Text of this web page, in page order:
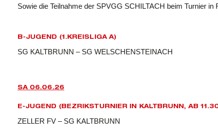
Sowie die Teilnahme der SPVGG SCHILTACH beim Turnier in
B-JUGEND (1.KREISLIGA A)
SG KALTBRUNN – SG WELSCHENSTEINACH
SA 06.06.26
E-JUGEND (BEZRIKSTURNIER IN KALTBRUNN, AB
ZELLER FV – SG KALTBRUNN